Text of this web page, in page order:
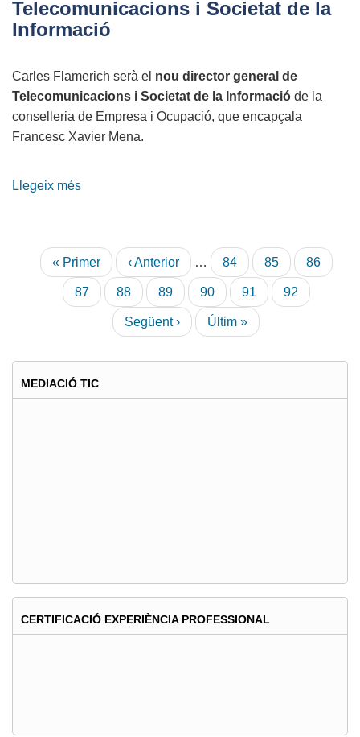
més
feble
la
seguretat
Telecomunicacions i Societat de la
Informació
Carles Flamerich serà el nou director general de
Telecomunicacions i Societat de la Informació de la
conselleria de Empresa i Ocupació, que encapçala
Francesc Xavier Mena.
Llegeix més
general
de
Telecomunicacions
i
Societat
Informació
PaginacióPrimera
pàgina
« Primer
Pàgina
anterior
‹ Anterior … Pàgina
84 Pàgina
85 Pàgina
86
Pàgina
87 Pàgina
88 Pàgina
89 Pàgina
90
Pàgina
actual
91 Pàgina
92
Pàgina
Següent ›
Última
Últim »
MEDIACIÓ TIC
CERTIFICACIÓ EXPERIÈNCIA PROFESSIONAL